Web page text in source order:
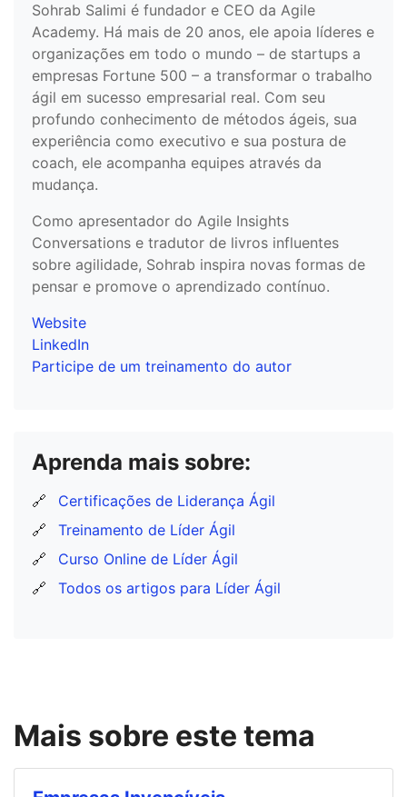
Sohrab Salimi é fundador e CEO da Agile
Academy. Há mais de 20 anos, ele apoia líderes e
organizações em todo o mundo – de startups a
empresas Fortune 500 – a transformar o trabalho
ágil em sucesso empresarial real. Com seu
profundo conhecimento de métodos ágeis, sua
experiência como executivo e sua postura de
coach, ele acompanha equipes através da
mudança.
Como apresentador do Agile Insights
Conversations e tradutor de livros influentes
sobre agilidade, Sohrab inspira novas formas de
pensar e promove o aprendizado contínuo.
Website
LinkedIn
Participe de um treinamento do autor
Aprenda mais sobre:
🔗
Certificações de Liderança Ágil
🔗
Treinamento de Líder Ágil
🔗
Curso Online de Líder Ágil
🔗
Todos os artigos para Líder Ágil
Mais sobre este tema